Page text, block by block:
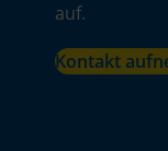
auf.
Kontakt